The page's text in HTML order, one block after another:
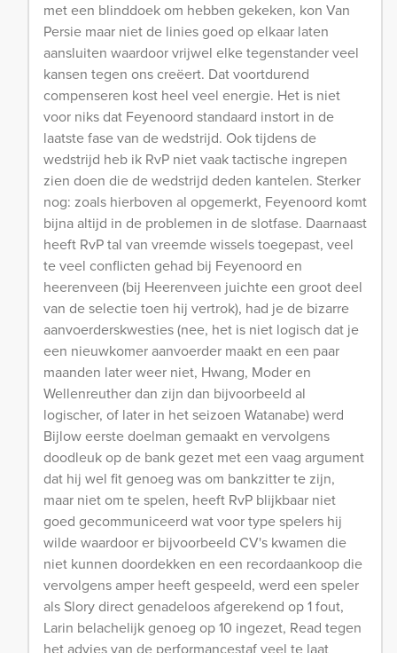
met een blinddoek om hebben gekeken, kon Van
Persie maar niet de linies goed op elkaar laten
aansluiten waardoor vrijwel elke tegenstander veel
kansen tegen ons creëert. Dat voortdurend
compenseren kost heel veel energie. Het is niet
voor niks dat Feyenoord standaard instort in de
laatste fase van de wedstrijd. Ook tijdens de
wedstrijd heb ik RvP niet vaak tactische ingrepen
zien doen die de wedstrijd deden kantelen. Sterker
nog: zoals hierboven al opgemerkt, Feyenoord komt
bijna altijd in de problemen in de slotfase. Daarnaast
heeft RvP tal van vreemde wissels toegepast, veel
te veel conflicten gehad bij Feyenoord en
heerenveen (bij Heerenveen juichte een groot deel
van de selectie toen hij vertrok), had je de bizarre
aanvoerderskwesties (nee, het is niet logisch dat je
een nieuwkomer aanvoerder maakt en een paar
maanden later weer niet, Hwang, Moder en
Wellenreuther dan zijn dan bijvoorbeeld al
logischer, of later in het seizoen Watanabe) werd
Bijlow eerste doelman gemaakt en vervolgens
doodleuk op de bank gezet met een vaag argument
dat hij wel fit genoeg was om bankzitter te zijn,
maar niet om te spelen, heeft RvP blijkbaar niet
goed gecommuniceerd wat voor type spelers hij
wilde waardoor er bijvoorbeeld CV's kwamen die
niet kunnen doordekken en een recordaankoop die
vervolgens amper heeft gespeeld, werd een speler
als Slory direct genadeloos afgerekend op 1 fout,
Larin belachelijk genoeg op 10 ingezet, Read tegen